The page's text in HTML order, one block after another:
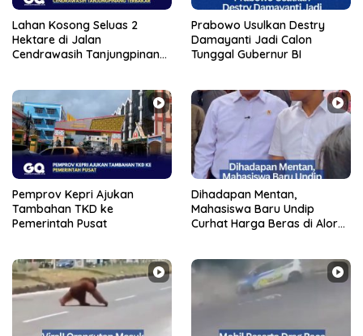
Lahan Kosong Seluas 2
Hektare di Jalan
Cendrawasih Tanjungpinang
Prabowo Usulkan Destry
Damayanti Jadi Calon
Tunggal Gubernur BI
Pemprov Kepri Ajukan
Tambahan TKD ke
Pemerintah Pusat
Dihadapan Mentan,
Mahasiswa Baru Undip
Curhat Harga Beras di Alor